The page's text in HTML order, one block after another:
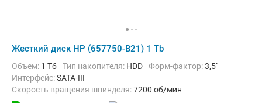
Жесткий диск HP (657750-B21) 1 Tb
Объем: 1 Тб Тип накопителя: HDD Форм-фактор:3,5`
Интерфейс:SATA-III
Скорость вращения шпинделя:7200 об/мин